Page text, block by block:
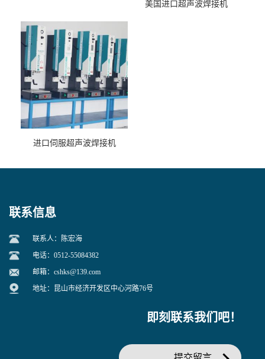
美国进口超声波焊接机
进口伺服超声波焊接机
联系信息
联系人：陈宏海
电话：0512-55084382
邮箱： cshks@139.com
地址：昆山市经济开发区中心河路76号
即刻联系我们吧！